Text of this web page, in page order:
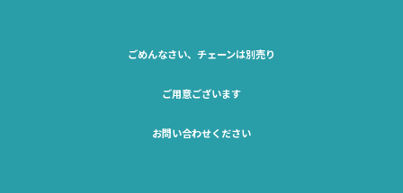
ごめんなさい、チェーンは別売り
ご用意ございます
お問い合わせください